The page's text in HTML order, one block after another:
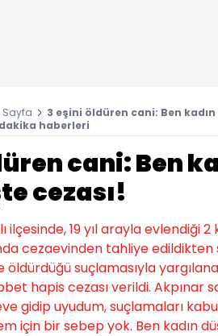
Sayfa
3 eşini öldüren cani: Ben kadın
haberleri
cani: Ben
cezası!
ilçesinde, 19 yıl arayla evlendiği 2
cezaevinden tahliye edildikten
öldürdüğü suçlamasıyla
hapis cezası verildi. Akpınar
gidip uyudum, suçlamaları
için bir sebep yok. Ben kadın